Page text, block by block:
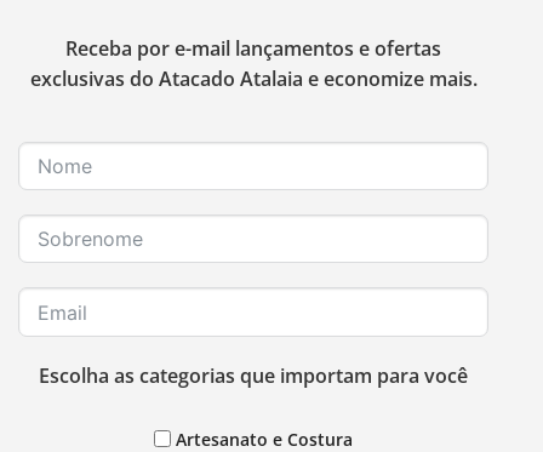
Receba por e-mail lançamentos e ofertas
exclusivas do Atacado Atalaia e economize mais.
Escolha as categorias que importam para você
Artesanato e Costura